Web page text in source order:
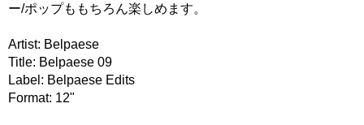
ー/ポップももちろん楽しめます。
Artist: Belpaese
Title: Belpaese 09
Label: Belpaese Edits
Format: 12"